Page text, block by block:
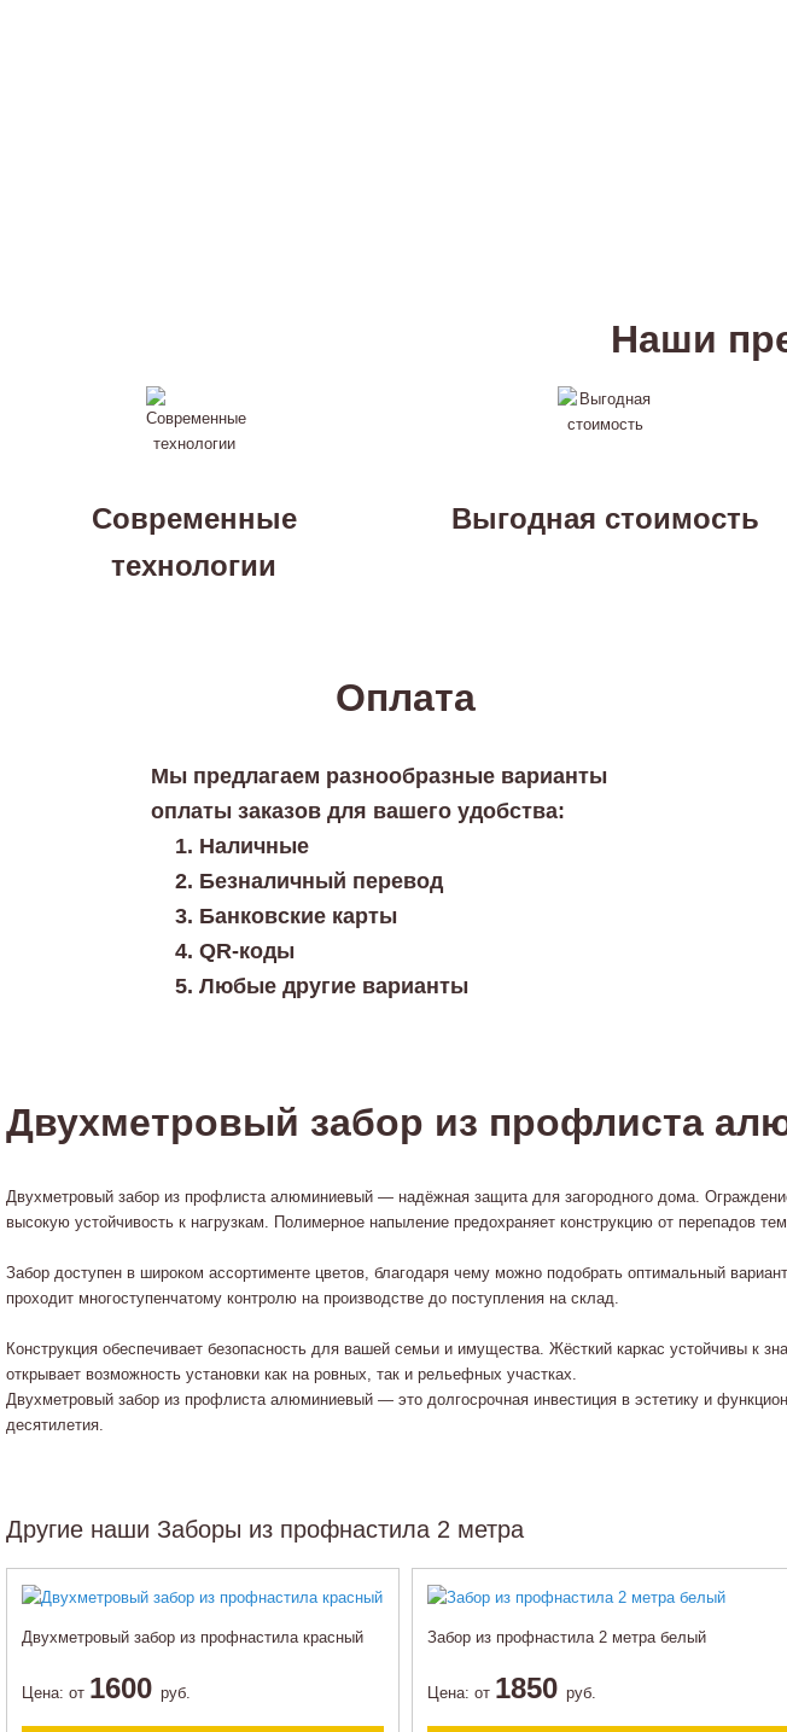
Наши
Современные
технологии
Выгодная стоимость
Оплата
Мы предлагаем разнообразные варианты
оплаты заказов для вашего удобства:
Наличные
Безналичный перевод
Банковские карты
QR-коды
Любые другие варианты
Двухметровый забор из профлиста
Двухметровый забор из профлиста алюминиевый — надёжная защита для загородного дома.
высокую устойчивость к нагрузкам. Полимерное напыление предохраняет конструкцию от перепадов
Забор доступен в широком ассортименте цветов, благодаря чему можно подобрать оптимальный
проходит многоступенчатому контролю на производстве до поступления на склад.
Конструкция обеспечивает безопасность для вашей семьи и имущества. Жёсткий каркас устойчивы к
открывает возможность установки как на ровных, так и рельефных участках.
Двухметровый забор из профлиста алюминиевый — это долгосрочная инвестиция в эстетику и
десятилетия.
Другие наши Заборы из профнастила 2 метра
Двухметровый забор из профнастила красный
Цена: от 1600 руб.
Забор из профнастила 2 метра белый
Цена: от 1850 руб.